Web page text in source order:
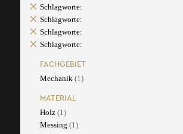
Schlagworte:
Schlagworte:
Schlagworte:
Schlagworte:
FACHGEBIET
Mechanik (1)
MATERIAL
Holz (1)
Messing (1)